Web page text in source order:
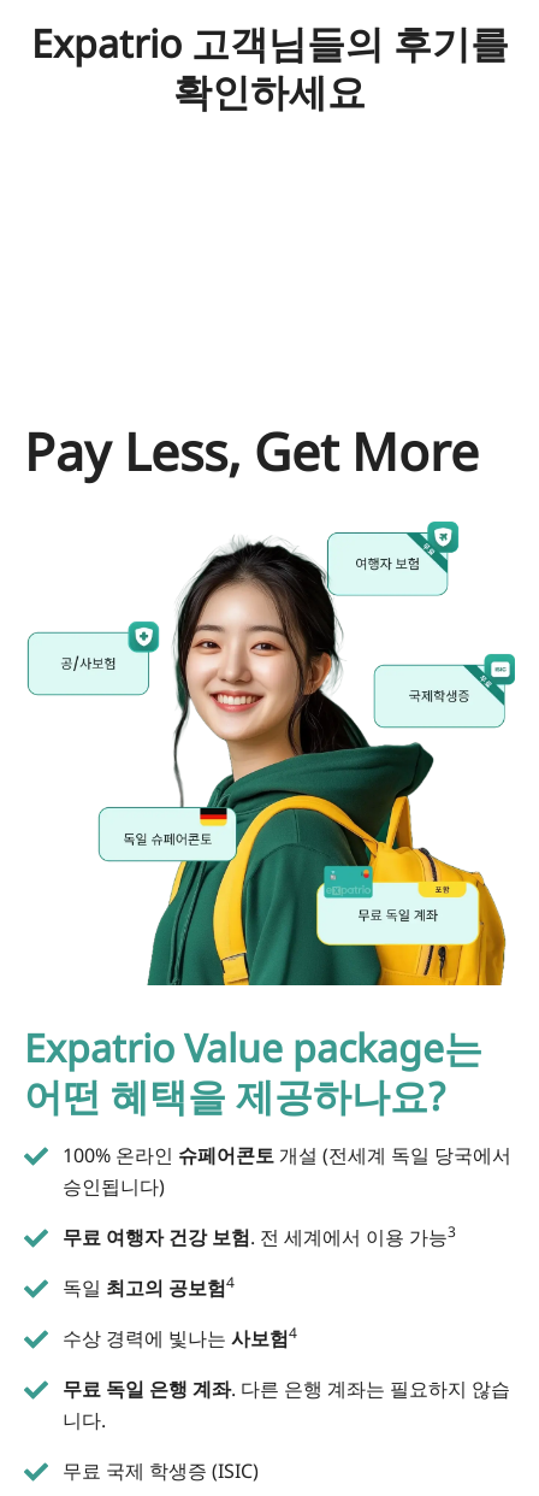
Expatrio 고객님들의 후기를
확인하세요
Pay Less, Get More
Expatrio Value package는
어떤 혜택을 제공하나요?
100% 온라인 슈페어콘토 개설 (전세계 독일 당국에서
승인됩니다)
무료 여행자 건강 보험. 전 세계에서 이용 가능3
독일 최고의 공보험4
수상 경력에 빛나는 사보험4
무료 독일 은행 계좌. 다른 은행 계좌는 필요하지 않습
니다.
무료 국제 학생증 (ISIC)